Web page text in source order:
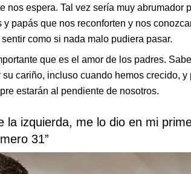
nos espera. Tal vez sería muy abrumador
papás que nos reconforten y nos
como si nada malo pudiera pasar.
que es el amor de los padres.
cariño, incluso cuando hemos crecido, y
estarán al pendiente de nosotros.
la izquierda, me lo dio en mi
31”